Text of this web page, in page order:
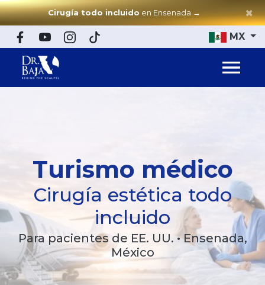
Cirugía todo incluido en Ensenada → ×
MX
Turismo médico
Cirugía estética todo
incluido
Para pacientes de EE. UU. • Ensenada,
México